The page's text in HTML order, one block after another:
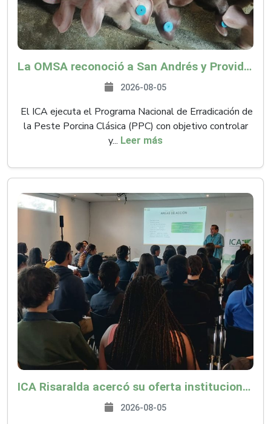
La OMSA reconoció a San Andrés y Providencia como zona libre de Peste Porcina Clásica (PPC)
2026-08-05
El ICA ejecuta el Programa Nacional de Erradicación de
la Peste Porcina Clásica (PPC) con objetivo controlar
y... Leer más
ICA Risaralda acercó su oferta institucional a productores y emprendedores en Expocamello
2026-08-05